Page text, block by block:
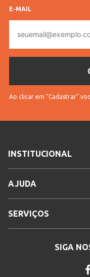
E-MAIL
mail
Ao clicar em "Cadastrar"
INSTITUCIONAL
AJUDA
SERVIÇOS
SIGA